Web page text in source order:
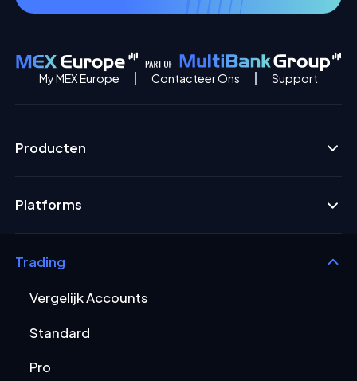
My MEX Europe Contacteer Ons Support
Producten
Platforms
Trading
Vergelijk Accounts
Standard
Pro